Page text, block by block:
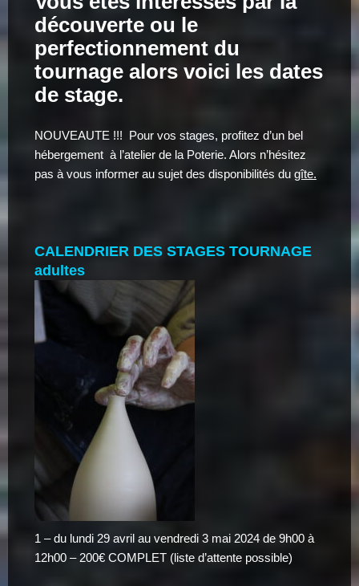
découverte ou le
perfectionnement du
tournage alors voici les dates
de stage.
NOUVEAUTE !!! Pour vos stages, profitez d’un bel
hébergement à l’atelier de la Poterie. Alors n’hésitez
pas à vous informer au sujet des disponibilités du gîte.
CALENDRIER DES STAGES TOURNAGE
adultes
1 – du lundi 29 avril au vendredi 3 mai 2024 de 9h00 à
12h00 – 200€ COMPLET (liste d’attente possible)